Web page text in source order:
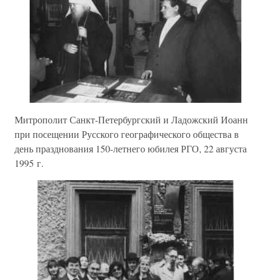
Митрополит Санкт-Петербургский и Ладожский Иоанн
при посещении Русского географического общества в
день празднования 150-летнего юбилея РГО, 22 августа
1995 г.